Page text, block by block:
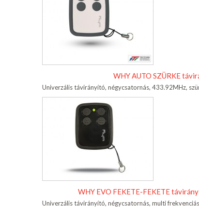
WHY AUTO SZÜRKE
Univerzális távirányító, négycsatornás, 433.92MHz,
WHY EVO FEKETE-FEKETE
Univerzális távirányító, négycsatornás, multi